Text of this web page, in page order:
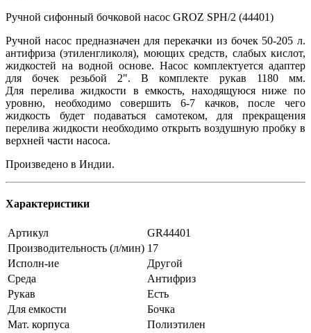
Ручной сифонный бочковой насос GROZ SPH/2 (44401)
Ручной насос предназначен для перекачки из бочек 50-205 л.
антифриза (этиленгликоля), моющих средств, слабых кислот,
жидкостей на водной основе. Насос комплектуется адаптер
для бочек резьбой 2". В комплекте рукав 1180 мм.
Для перелива жидкости в емкость, находящуюся ниже по
уровню, необходимо совершить 6-7 качков, после чего
жидкость будет подаваться самотеком, для прекращения
перелива жидкости необходимо открыть воздушную пробку в
верхней части насоса.
Произведено в Индии.
Характеристики
Артикул
GR44401
Производительность (л/мин) 17
Исполн-ие
Другой
Среда
Антифриз
Рукав
Есть
Для емкости
Бочка
Мат. корпуса
Полиэтилен